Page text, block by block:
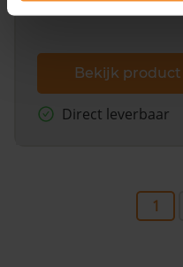
Bekijk product
Direct leverbaar
1